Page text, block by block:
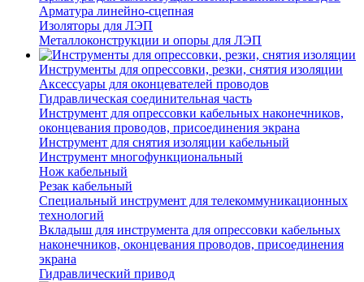
Арматура линейно-сцепная
Изоляторы для ЛЭП
Металлоконструкции и опоры для ЛЭП
Инструменты для опрессовки, резки, снятия изоляции
Аксессуары для оконцевателей проводов
Гидравлическая соединительная часть
Инструмент для опрессовки кабельных наконечников,
оконцевания проводов, присоединения экрана
Инструмент для снятия изоляции кабельный
Инструмент многофункциональный
Нож кабельный
Резак кабельный
Специальный инструмент для телекоммуникационных
технологий
Вкладыш для инструмента для опрессовки кабельных
наконечников, оконцевания проводов, присоединения
экрана
Гидравлический привод